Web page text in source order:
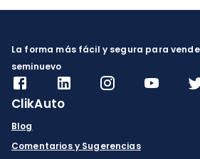
La forma más fácil y segura para
seminuevo
ClikAuto
Blog
Comentarios y Sugerencias